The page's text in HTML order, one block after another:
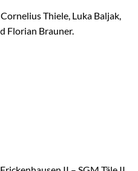
Thiele, Luka Baljak,
Florian Brauner.